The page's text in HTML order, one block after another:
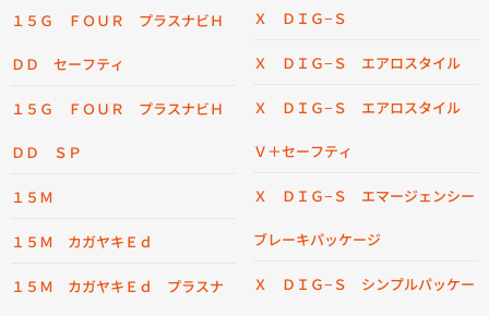
１５Ｇ ＦＯＵＲ プラスナビＨ
ＤＤ セーフティ
１５Ｇ ＦＯＵＲ プラスナビＨ
ＤＤ ＳＰ
１５Ｍ
１５Ｍ カガヤキＥｄ
１５Ｍ カガヤキＥｄ プラスナ
Ｘ ＤＩＧ−Ｓ
Ｘ ＤＩＧ−Ｓ エアロスタイル
Ｘ ＤＩＧ−Ｓ エアロスタイル
Ｖ＋セーフティ
Ｘ ＤＩＧ−Ｓ エマージェンシー
ブレーキパッケージ
Ｘ ＤＩＧ−Ｓ シンプルパッケー